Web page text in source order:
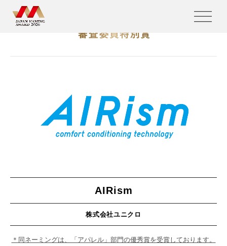
AIRism
株式会社ユニクロ
＊同ネーミングは、「アパレル」部門の優秀賞を受賞しております。